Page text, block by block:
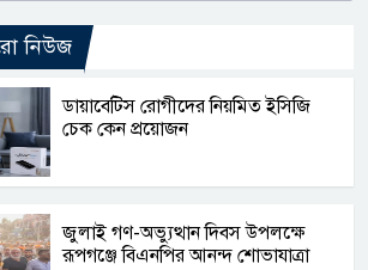
নিউজ
ডায়াবেটিস রোগীদের নিয়মিত ইসিজি
চেক কেন প্রয়োজন
জুলাই গণ-অভ্যুত্থান দিবস উপলক্ষে
রূপগঞ্জে বিএনপির আনন্দ শোভাযাত্রা